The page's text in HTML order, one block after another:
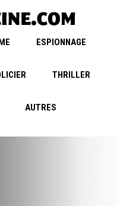
ESPIONNAGE
THRILLER
AUTRES